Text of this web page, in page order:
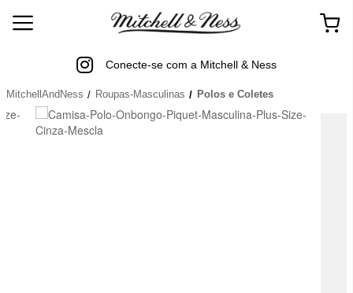
Conecte-se com a Mitchell & Ness
MitchellAndNess Roupas-Masculinas Polos e Coletes